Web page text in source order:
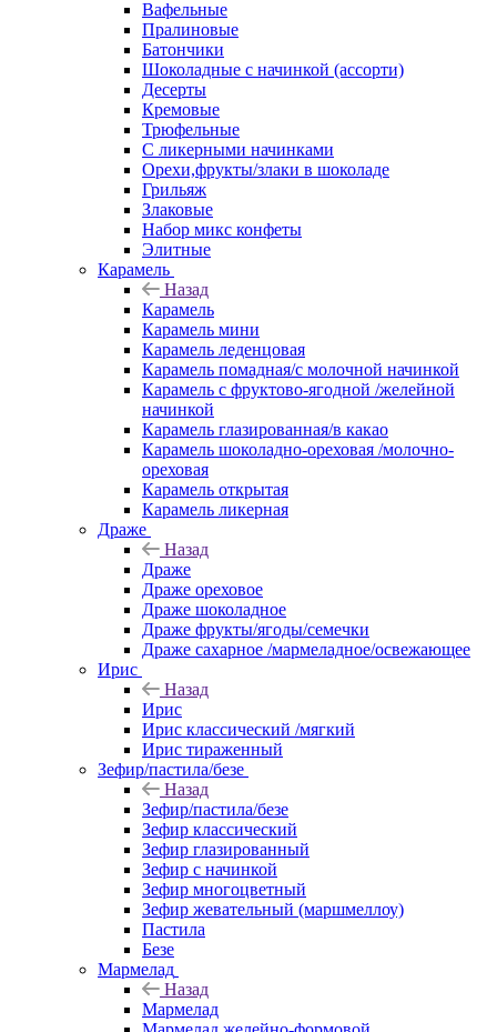
Вафельные
Пралиновые
Батончики
Шоколадные с начинкой (ассорти)
Десерты
Кремовые
Трюфельные
С ликерными начинками
Орехи,фрукты/злаки в шоколаде
Грильяж
Злаковые
Набор микс конфеты
Элитные
Карамель
Назад
Карамель
Карамель мини
Карамель леденцовая
Карамель помадная/с молочной начинкой
Карамель с фруктово-ягодной /желейной
начинкой
Карамель глазированная/в какао
Карамель шоколадно-ореховая /молочно-
ореховая
Карамель открытая
Карамель ликерная
Драже
Назад
Драже
Драже ореховое
Драже шоколадное
Драже фрукты/ягоды/семечки
Драже сахарное /мармеладное/освежающее
Ирис
Назад
Ирис
Ирис классический /мягкий
Ирис тираженный
Зефир/пастила/безе
Назад
Зефир/пастила/безе
Зефир классический
Зефир глазированный
Зефир с начинкой
Зефир многоцветный
Зефир жевательный (маршмеллоу)
Пастила
Безе
Мармелад
Назад
Мармелад